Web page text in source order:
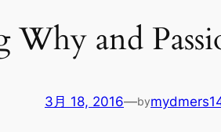
Why and
3月 18, 2016—by